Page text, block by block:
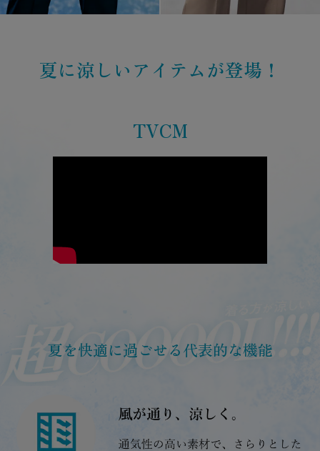
夏に涼しいアイテムが登場！
TVCM
夏を快適に過ごせる代表的な機能